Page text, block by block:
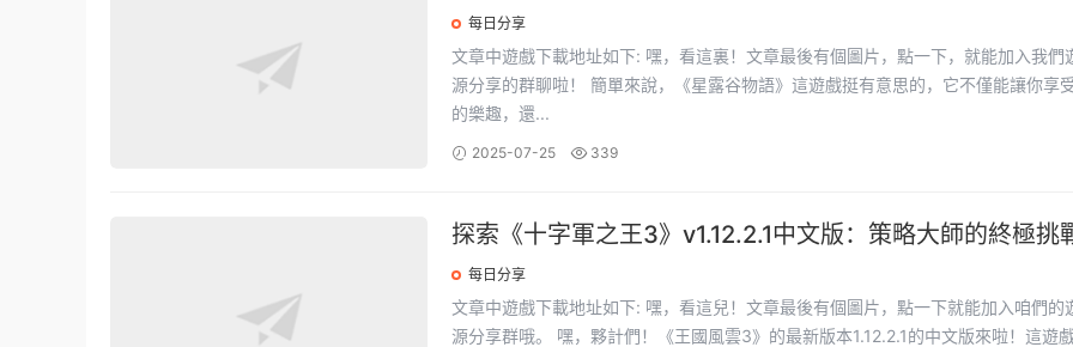
每日分享
文章中遊戲下載地址如下: 嘿，看這裏！文章最後有個圖片，點一下，就能加入我們遊戲資
源分享的群聊啦！ 簡單來說，《星露谷物語》這遊戲挺有意思的，它不僅能讓你享受種地
的樂趣，還...
2025-07-25 339
探索《十字軍之王3》v1.12.2.1中文版：策略大師的終極挑
每日分享
文章中遊戲下載地址如下: 嘿，看這兒！文章最後有個圖片，點一下就能加入咱們的遊戲資
源分享群哦。 嘿，夥計們！《王國風雲3》的最新版本1.12.2.1的中文版來啦！這遊戲帶你